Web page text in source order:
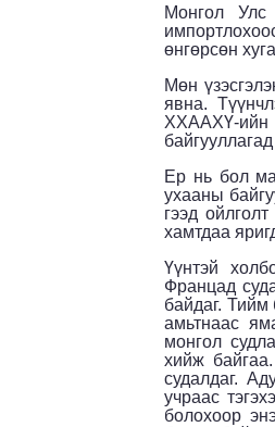
Монгол
өнгөрсөн
Мөн
явна.
ХХААХҮ-ийн
Ер нь бол
ухааны
гээд
хамтдаа
Үүнтэй
Францад
байдаг.
амьтнаас
монгол
хийж
судалдаг.
учраас
болохоор